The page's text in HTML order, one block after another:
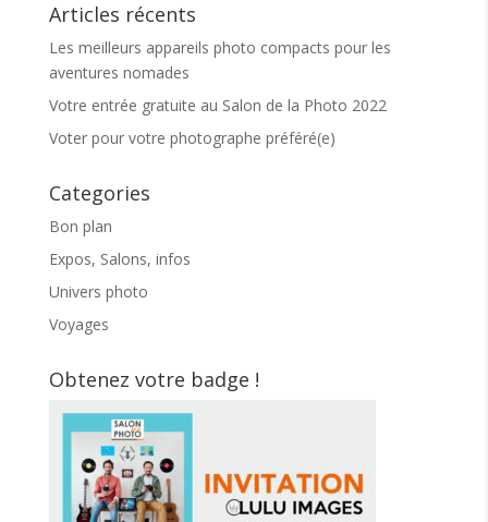
Articles récents
Les meilleurs appareils photo compacts pour les
aventures nomades
Votre entrée gratuite au Salon de la Photo 2022
Voter pour votre photographe préféré(e)
Categories
Bon plan
Expos, Salons, infos
Univers photo
Voyages
Obtenez votre badge !